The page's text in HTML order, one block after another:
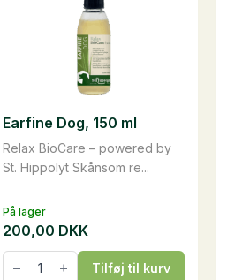
På lager
Relax BioCare – powered by
St. Hippolyt Skånsom re...
Earfine Dog, 150 ml
200,00 DKK
Earfine
Dog,
Tilføj til kurv